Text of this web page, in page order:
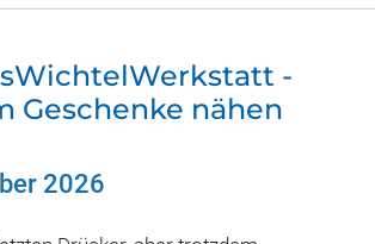
-
Geschenke nähen
2026